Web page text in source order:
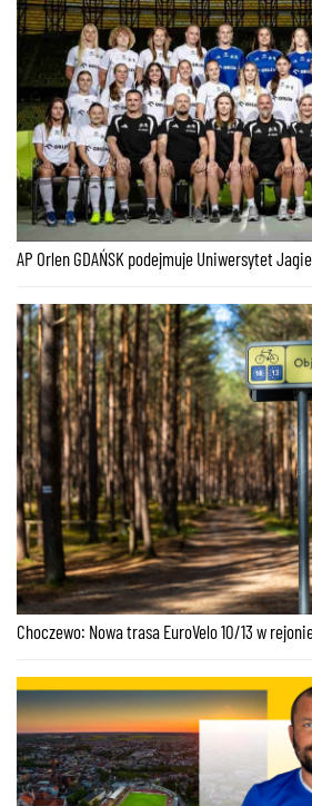
AP Orlen GDAŃSK podejmuje Uniwersytet
Choczewo: Nowa trasa EuroVelo 10/13 w